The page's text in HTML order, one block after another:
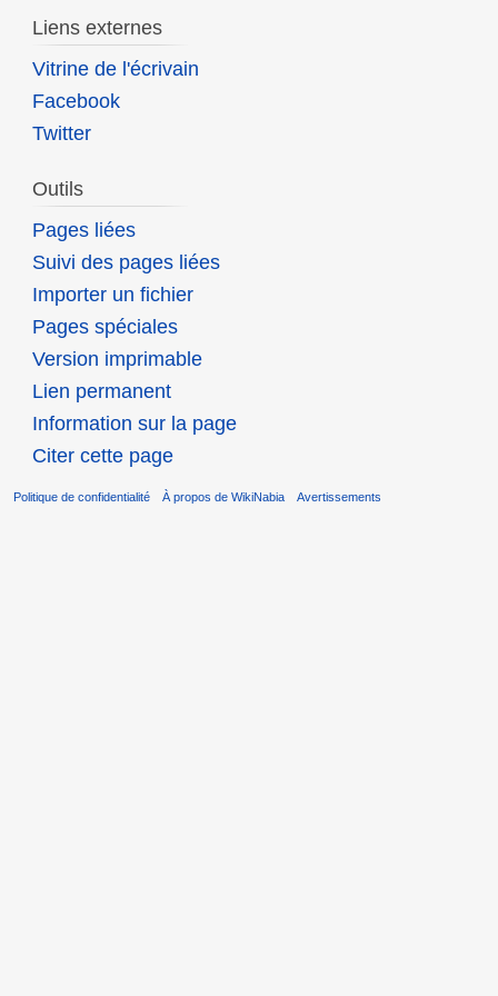
Liens externes
Vitrine de l'écrivain
Facebook
Twitter
Outils
Pages liées
Suivi des pages liées
Importer un fichier
Pages spéciales
Version imprimable
Lien permanent
Information sur la page
Citer cette page
Politique de confidentialité À propos de WikiNabia Avertissements